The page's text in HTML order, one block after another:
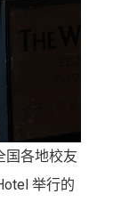
国各地校友
举行的